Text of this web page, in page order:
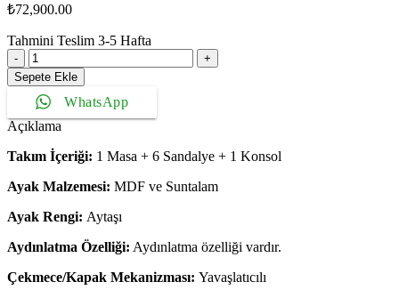
₺72,900.00
Tahmini Teslim 3-5 Hafta
Zen
Yemek
Odası
adet
Sepete Ekle
WhatsApp
Açıklama
Takım İçeriği: 1 Masa + 6 Sandalye + 1 Konsol
Ayak Malzemesi: MDF ve Suntalam
Ayak Rengi: Aytaşı
Aydınlatma Özelliği: Aydınlatma özelliği vardır.
Çekmece/Kapak Mekanizması: Yavaşlatıcılı